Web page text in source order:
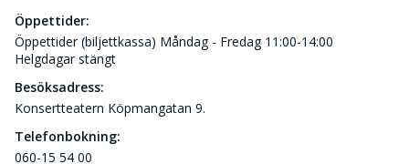
Öppettider:
Öppettider (biljettkassa) Måndag - Fredag 11:00-14:00
Helgdagar stängt
Besöksadress:
Konsertteatern Köpmangatan 9.
Telefonbokning:
060-15 54 00